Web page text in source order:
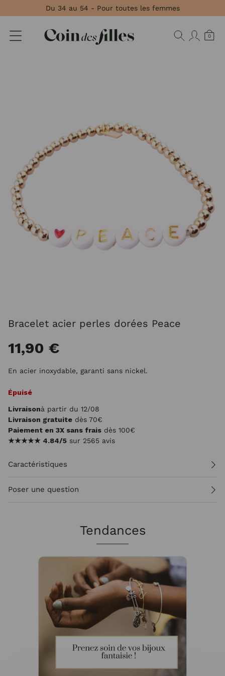
Du 34 au 54 - Pour toutes les femmes
0
Bracelet acier perles dorées Peace
11,90 €
En acier inoxydable, garanti sans nickel.
Épuisé
Livraisonà partir du 12/08
Livraison gratuite dès 70€
Paiement en 3X sans frais dès 100€
★★★★★ 4.84/5 sur 2565 avis
Caractéristiques
Poser une question
Tendances
Panneau de gestion des cookies